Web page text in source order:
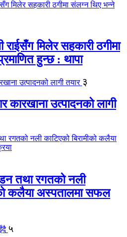
राईसँग मिलेर सहकारी ठगीमा
हुन्छ : थापा
३
कारखाना उत्पादनको लागी
तथा रगतको नली
कलैया अस्पतालमा सफल
५